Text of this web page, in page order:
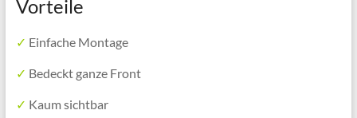
Vorteile
✓ Einfache Montage
✓ Bedeckt ganze Front
✓ Kaum sichtbar